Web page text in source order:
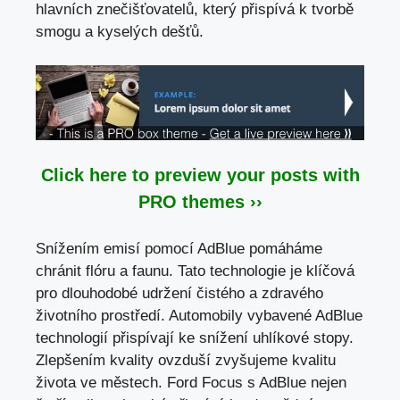
hlavních znečišťovatelů, který přispívá k tvorbě
smogu a kyselých dešťů.
Click here to preview your posts with
PRO themes ››
Snížením emisí pomocí AdBlue pomáháme
chránit flóru a faunu. Tato technologie je klíčová
pro dlouhodobé udržení čistého a zdravého
životního prostředí. Automobily vybavené AdBlue
technologií přispívají ke snížení uhlíkové stopy.
Zlepšením kvality ovzduší zvyšujeme kvalitu
života ve městech. Ford Focus s AdBlue nejen